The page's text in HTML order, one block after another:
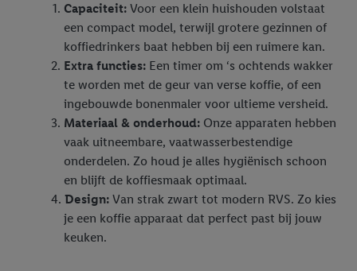
Capaciteit: Voor een klein huishouden volstaat
een compact model, terwijl grotere gezinnen of
koffiedrinkers baat hebben bij een ruimere kan.
Extra functies: Een timer om ‘s ochtends wakker
te worden met de geur van verse koffie, of een
ingebouwde bonenmaler voor ultieme versheid.
Materiaal & onderhoud: Onze apparaten hebben
vaak uitneembare, vaatwasserbestendige
onderdelen. Zo houd je alles hygiënisch schoon
en blijft de koffiesmaak optimaal.
Design: Van strak zwart tot modern RVS. Zo kies
je een koffie apparaat dat perfect past bij jouw
keuken.